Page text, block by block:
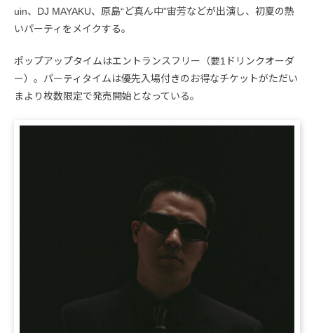
uin、DJ MAYAKU、原島“ど真ん中”宙芳などが出演し、初夏の熱
いパーティをメイクする。
ポップアップタイムはエントランスフリー（要1ドリンクオーダ
ー）。パーティタイムは優先入場付きのお得なチケットがただい
まより枚数限定で発売開始となっている。